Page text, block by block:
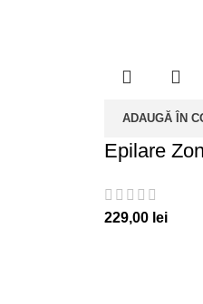
ADAUGĂ ÎN
Epilare
229,00 lei